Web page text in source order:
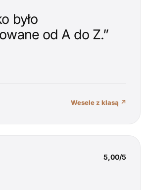
było
od A do Z.”
Wesele z klasą ↗
5,00/5